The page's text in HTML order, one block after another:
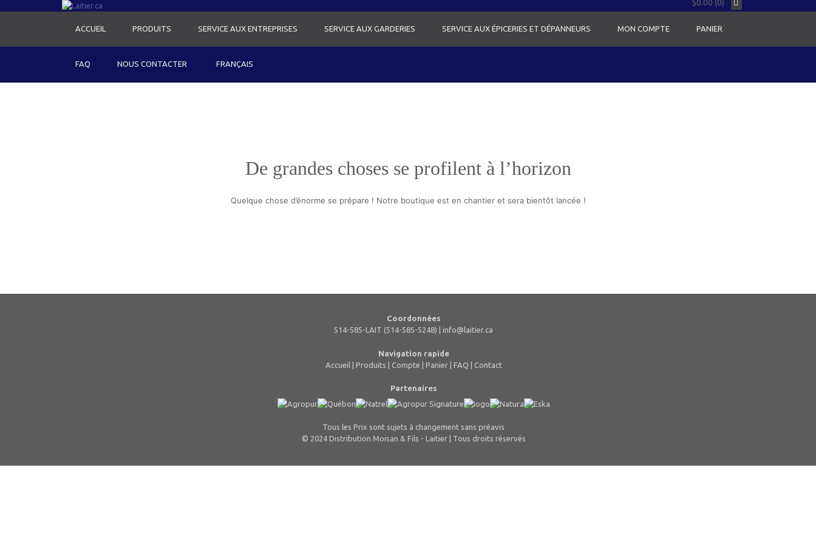
$0.00 (0)
ACCUEIL PRODUITS SERVICE AUX ENTREPRISES SERVICE AUX GARDERIES SERVICE AUX ÉPICERIES ET DÉPANNEURS MON COMPTE PANIER
FAQ NOUS CONTACTER FRANÇAIS
De grandes choses se profilent à l’horizon
Quelque chose d’énorme se prépare ! Notre boutique est en chantier et sera bientôt lancée !
Coordonnées
514-585-LAIT (514-585-5248) | info@laitier.ca
Navigation rapide
Accueil | Produits | Compte | Panier| FAQ | Contact
Partenaires
Tous les Prix sont sujets à changement sans préavis
© 2024 Distribution Moisan & Fils - Laitier | Tous droits réservés